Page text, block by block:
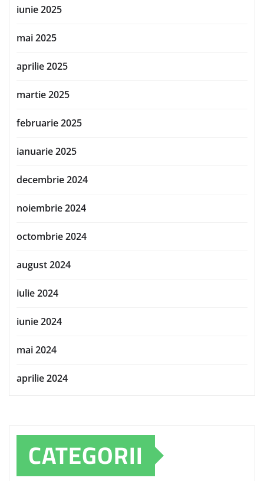
iunie 2025
mai 2025
aprilie 2025
martie 2025
februarie 2025
ianuarie 2025
decembrie 2024
noiembrie 2024
octombrie 2024
august 2024
iulie 2024
iunie 2024
mai 2024
aprilie 2024
CATEGORII